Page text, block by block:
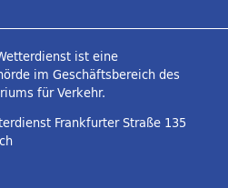
ist eine
im Geschäftsbereich des
für Verkehr.
Frankfurter Straße 135